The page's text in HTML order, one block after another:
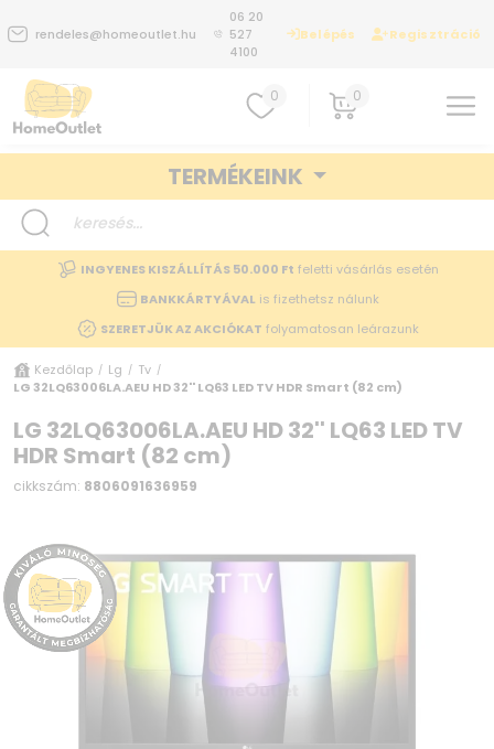
rendeles@homeoutlet.hu
06 20
527
4100
Belépés Regisztráció
0 0
TERMÉKEINK
INGYENES KISZÁLLÍTÁS 50.000 Ft feletti vásárlás esetén
BANKKÁRTYÁVALis fizethetsz nálunk
SZERETJÜK AZ AKCIÓKAT folyamatosan leárazunk
Kezdőlap / Lg / Tv /
LG 32LQ63006LA.AEU HD 32'' LQ63 LED TV HDR Smart (82 cm)
LG 32LQ63006LA.AEU HD 32'' LQ63 LED TV
HDR Smart (82 cm)
cikkszám: 8806091636959